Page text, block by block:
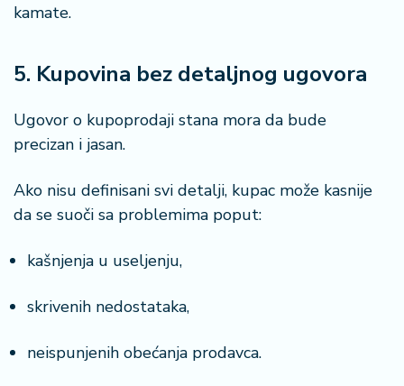
kamate.
5. Kupovina bez detaljnog ugovora
Ugovor o kupoprodaji stana mora da bude
precizan i jasan.
Ako nisu definisani svi detalji, kupac može kasnije
da se suoči sa problemima poput:
kašnjenja u useljenju,
skrivenih nedostataka,
neispunjenih obećanja prodavca.